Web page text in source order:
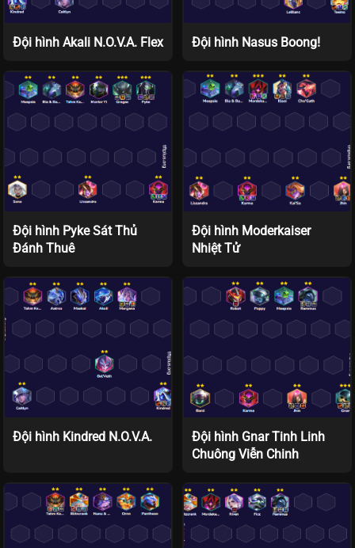
Đội hình Akali N.O.V.A. Flex Đội hình Nasus Boong!
Đội hình Pyke Sát Thủ
Đánh Thuê
Đội hình Moderkaiser
Nhiệt Tử
Đội hình Kindred N.O.V.A.
Đội hình Gnar Tinh Linh
Chuông Viễn Chinh